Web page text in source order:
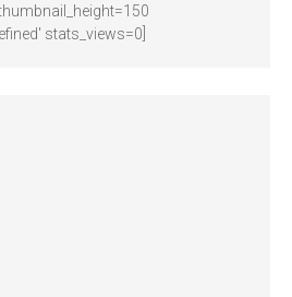
stats_views=0]